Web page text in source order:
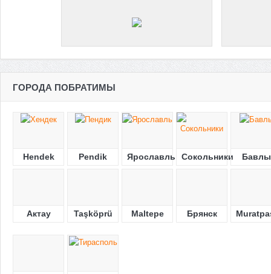
ГОРОДА ПОБРАТИМЫ
Hendek Pendik Ярославль Сокольники Бавлы
Актау Taşköprü Maltepe Брянск